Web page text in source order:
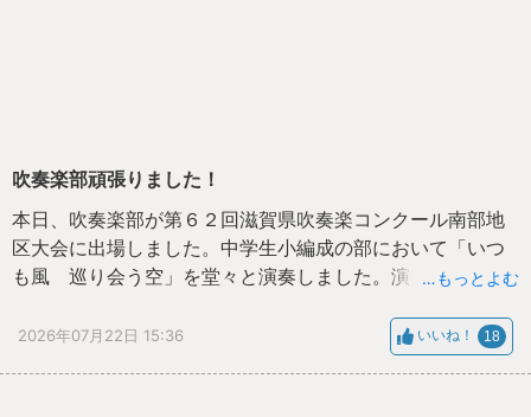
吹奏楽部頑張りました！
本日、吹奏楽部が第６２回滋賀県吹奏楽コンクール南部地
区大会に出場しました。中学生小編成の部において「いつ
も風 巡り会う空」を堂々と演奏しました。演奏終了後、
…もっとよむ
2026年07月22日 15:36 いいね！ 18